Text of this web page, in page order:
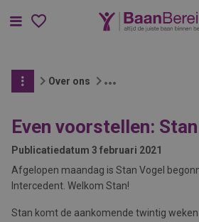
Menu
Over ons
Even voorstellen:
Publicatiedatum 3 februari 2021
Afgelopen maandag is Stan Vogel
Intercedent. Welkom Stan!
Stan komt de aankomende twintig